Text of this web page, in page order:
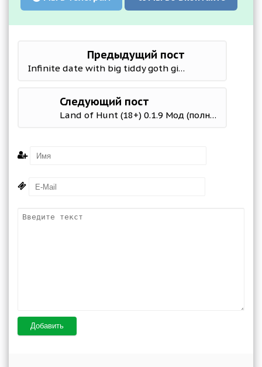
Предыдущий пост
Infinite date with big tiddy goth girl (18+) 0.1 Мод (полная версия)
Следующий пост
Land of Hunt (18+) 0.1.9 Мод (полная версия)
Добавить